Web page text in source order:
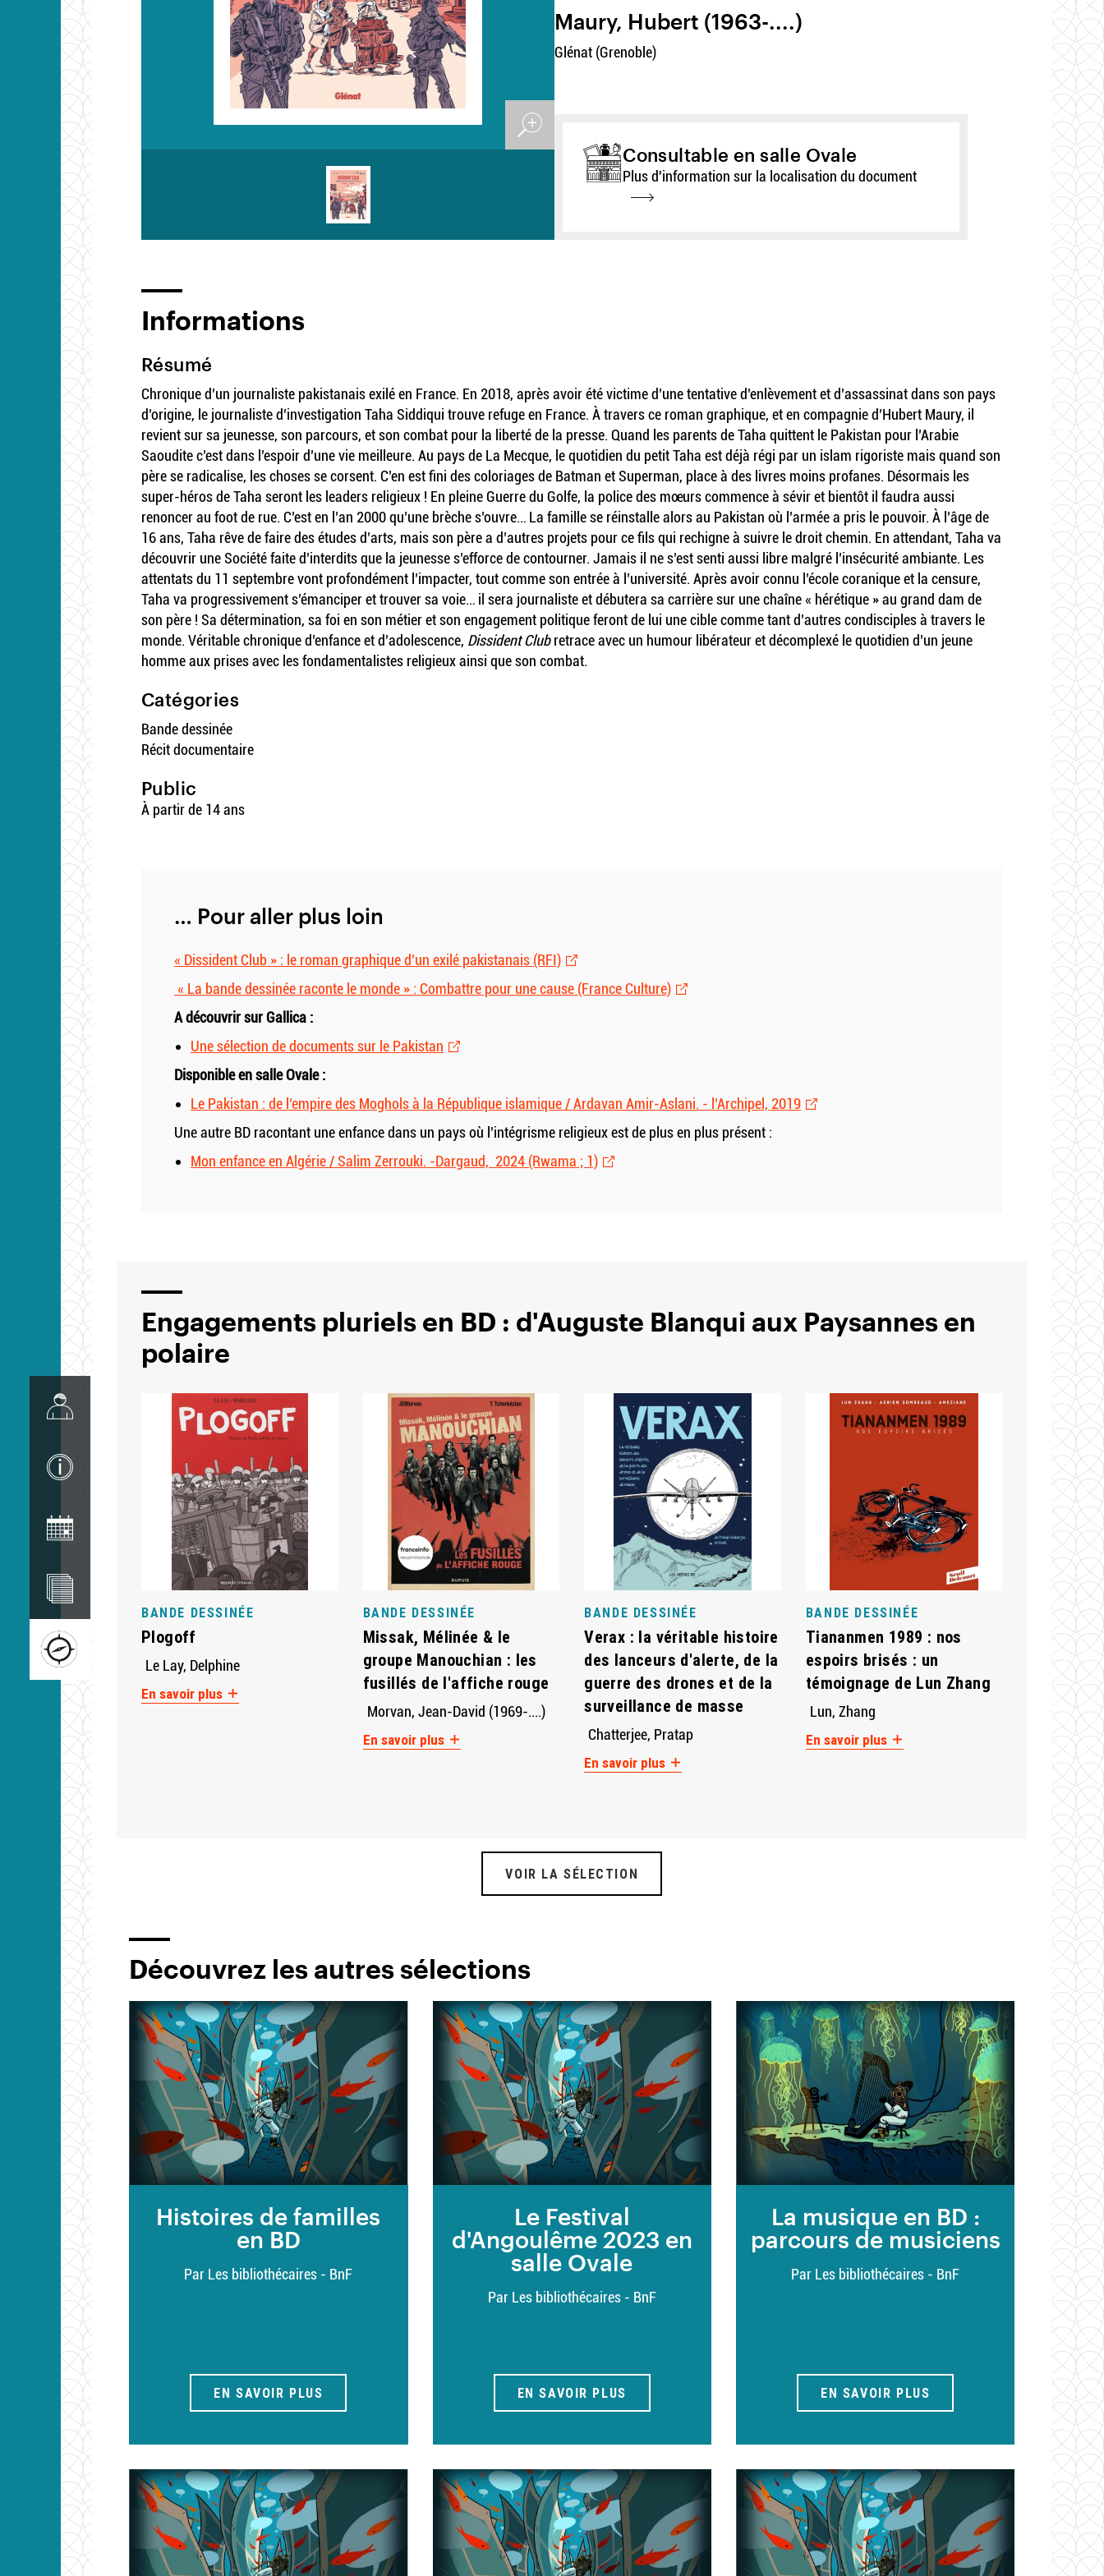
Image
Maury, Hubert (1963-....)
Glénat (Grenoble)
Consultable en salle Ovale
Plus d'information sur la localisation du document
Informations
Résumé
Chronique d’un journaliste pakistanais exilé en France. En 2018, après avoir été victime d’une tentative d’enlèvement et d’assassinat dans son pays
d’origine, le journaliste d’investigation Taha Siddiqui trouve refuge en France. À travers ce roman graphique, et en compagnie d’Hubert Maury, il
revient sur sa jeunesse, son parcours, et son combat pour la liberté de la presse. Quand les parents de Taha quittent le Pakistan pour l’Arabie
Saoudite c’est dans l’espoir d’une vie meilleure. Au pays de La Mecque, le quotidien du petit Taha est déjà régi par un islam rigoriste mais quand son
père se radicalise, les choses se corsent. C’en est fini des coloriages de Batman et Superman, place à des livres moins profanes. Désormais les
super-héros de Taha seront les leaders religieux ! En pleine Guerre du Golfe, la police des mœurs commence à sévir et bientôt il faudra aussi
renoncer au foot de rue. C’est en l’an 2000 qu’une brèche s’ouvre… La famille se réinstalle alors au Pakistan où l’armée a pris le pouvoir. À l’âge de
16 ans, Taha rêve de faire des études d’arts, mais son père a d’autres projets pour ce fils qui rechigne à suivre le droit chemin. En attendant, Taha va
découvrir une Société faite d’interdits que la jeunesse s’efforce de contourner. Jamais il ne s’est senti aussi libre malgré l’insécurité ambiante. Les
attentats du 11 septembre vont profondément l’impacter, tout comme son entrée à l’université. Après avoir connu l’école coranique et la censure,
Taha va progressivement s’émanciper et trouver sa voie… il sera journaliste et débutera sa carrière sur une chaîne « hérétique » au grand dam de
son père ! Sa détermination, sa foi en son métier et son engagement politique feront de lui une cible comme tant d’autres condisciples à travers le
monde. Véritable chronique d’enfance et d’adolescence, Dissident Clubretrace avec un humour libérateur et décomplexé le quotidien d’un jeune
homme aux prises avec les fondamentalistes religieux ainsi que son combat.
Catégories
Bande dessinée
Récit documentaire
Public
À partir de 14 ans
… Pour aller plus loin
« Dissident Club » : le roman graphique d’un exilé pakistanais (RFI)
« La bande dessinée raconte le monde » : Combattre pour une cause (France Culture)
A découvrir sur Gallica :
Une sélection de documents sur le Pakistan
Disponible en salle Ovale :
Le Pakistan : de l’empire des Moghols à la République islamique / Ardavan Amir-Aslani. - l’Archipel, 2019
Une autre BD racontant une enfance dans un pays où l’intégrisme religieux est de plus en plus présent :
Mon enfance en Algérie / Salim Zerrouki. -Dargaud, 2024 (Rwama ; 1)
Engagements pluriels en BD : d'Auguste Blanqui aux Paysannes en
polaire
BANDE DESSINÉE
Plogoff
Le Lay, Delphine
En savoir plus
BANDE DESSINÉE
Missak, Mélinée & le
groupe Manouchian : les
fusillés de l'affiche rouge
Morvan, Jean-David (1969-....)
En savoir plus
BANDE DESSINÉE
Verax : la véritable histoire
des lanceurs d'alerte, de la
guerre des drones et de la
surveillance de masse
Chatterjee, Pratap
En savoir plus
BANDE DESSINÉE
Tiananmen 1989 : nos
espoirs brisés : un
témoignage de Lun Zhang
Lun, Zhang
En savoir plus
VOIR LA SÉLECTION
Découvrez les autres sélections
Histoires de familles
en BD
Par Les bibliothécaires - BnF
EN SAVOIR PLUS
Le Festival
d'Angoulême 2023 en
salle Ovale
Par Les bibliothécaires - BnF
EN SAVOIR PLUS
La musique en BD :
parcours de musiciens
Par Les bibliothécaires - BnF
EN SAVOIR PLUS